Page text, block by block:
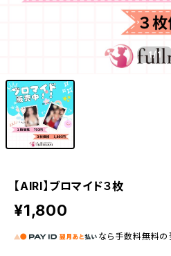
1/1
【AIRI】ブロマイド３枚
¥1,800
なら 手数料無料の